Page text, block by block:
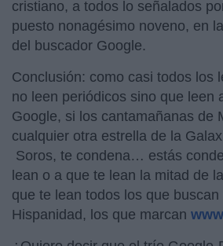
cristiano, a todos lo señalados
puesto nonagésimo noveno, en
del buscador Google.
Conclusión: como casi todos los
no leen periódicos sino que leen
Google, si los cantamañanas de
cualquier otra estrella de la
Soros, te condena… estás
lean o a que te lean la mitad de
que te lean todos los que
Hispanidad, los que marcan